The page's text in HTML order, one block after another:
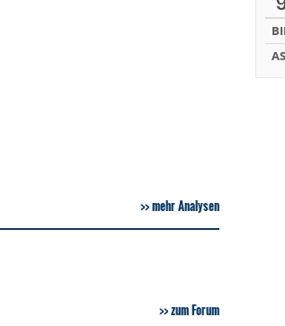
mehr Analysen
zum Forum